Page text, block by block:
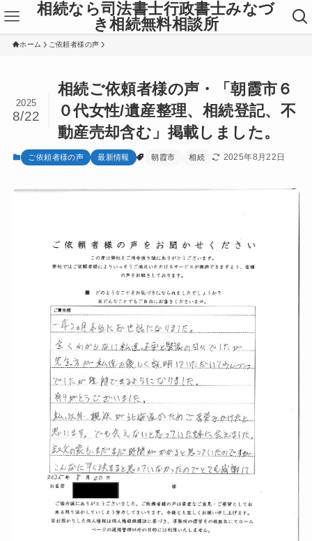
相続なら司法書士行政書士みなづ
き相続無料相談所
ホーム ご依頼者様の声
相続ご依頼者様の声・「朝霞市６
０代女性/遺産整理、相続登記、不
動産売却含む」掲載しました。
2025
8/22
ご依頼者様の声 最新情報 朝霞市 相続 2025年8月22日